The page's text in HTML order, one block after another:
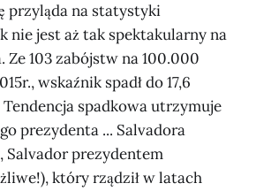
przyląda na statystyki
nie jest aż tak spektakularny na
103 zabójstw na 100.000
wskaźnik spadł do 17,6
spadkowa utrzymuje
prezydenta ... Salvadora
Salvador prezydentem
który rządził w latach